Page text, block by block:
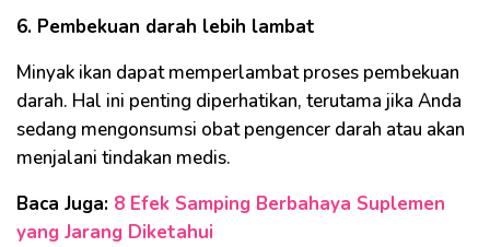
6. Pembekuan darah lebih lambat
Minyak ikan dapat memperlambat proses pembekuan
darah. Hal ini penting diperhatikan, terutama jika Anda
sedang mengonsumsi obat pengencer darah atau akan
menjalani tindakan medis.
Baca Juga: 8 Efek Samping Berbahaya Suplemen
yang Jarang Diketahui